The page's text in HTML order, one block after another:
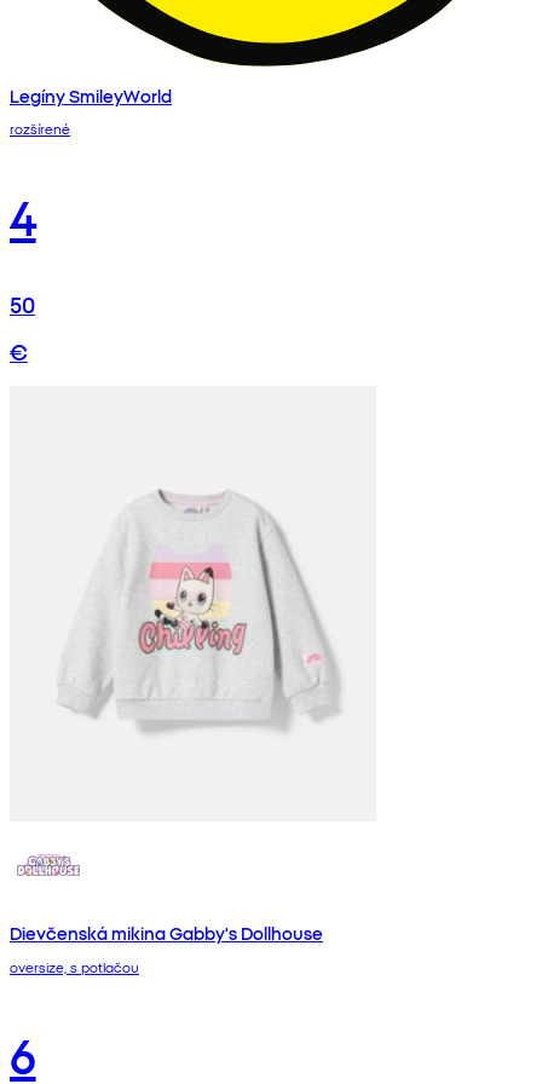
Legíny SmileyWorld
rozšírené
4
50
€
Dievčenská mikina Gabby's Dollhouse
oversize, s potlačou
6